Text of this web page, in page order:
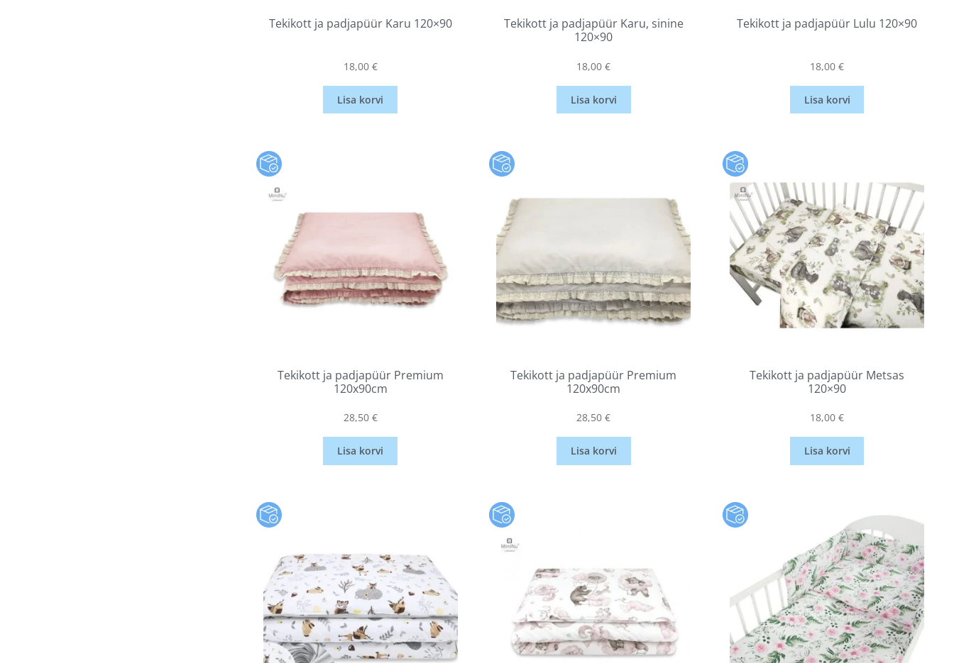
Tekikott ja padjapüür Karu 120×90
18,00 €
Lisa korvi
Tekikott ja padjapüür Karu, sinine
120×90
18,00€
Lisa korvi
Tekikott ja padjapüür Lulu 120×90
18,00€
Lisa korvi
Tekikott ja padjapüür Premium
120x90cm
28,50 €
Lisa korvi
Tekikott ja padjapüür Premium
120x90cm
28,50€
Lisa korvi
Tekikott ja padjapüür Metsas
120×90
18,00€
Lisa korvi